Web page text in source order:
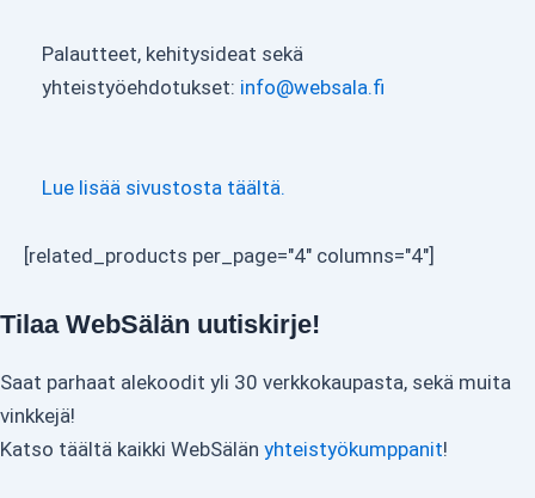
Palautteet, kehitysideat sekä
yhteistyöehdotukset: info@websala.fi
Lue lisää sivustosta täältä.
[related_products per_page="4" columns="4"]
Tilaa WebSälän uutiskirje!
Saat parhaat alekoodit yli 30 verkkokaupasta, sekä muita
vinkkejä!
Katso täältä kaikki WebSälän yhteistyökumppanit!